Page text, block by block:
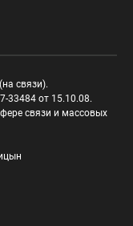
связи).
33484 от 15.10.08.
связи и массовых